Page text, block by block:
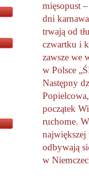
mięsopust
dni
trwają od
czwartku i
zawsze we
w Polsce
Następny
początek
ruchome.
odbywają
w